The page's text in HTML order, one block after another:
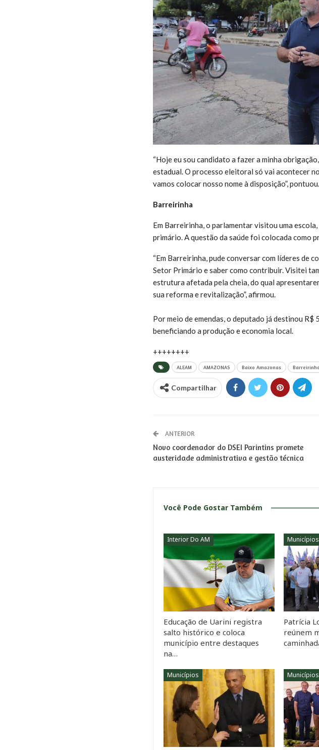
“Hoje eu sou candidato a fazer a minha
estadual. O processo eleitoral só vai acontecer
vamos colocar nosso nome à disposição”, pontuou.
Barreirinha
Em Barreirinha, o parlamentar visitou uma
primário. A questão da saúde foi colocada como
“Em Barreirinha, pude conversar com líderes de
Setor Primário e saber como contribuir. Visitei
estrutura afetada pela cheia, do qual
sua reforma e revitalização”, afirmou.
Por meio de emendas, o deputado já destinou
beneficiando a produção e economia local.
++++++++
ALEAM AMAZONAS Baixo Amazonas Barreirinha
Compartilhar
ANTERIOR
Novo coordenador do DSEI Parintins promete
austeridade administrativa e gestão técnica
Você Pode Gostar Também
Interior Do AM
Educação de Uarini registra
salto histórico e coloca
município entre destaques
na…
Municípios
Patrícia
reúnem
Municípios Municípios